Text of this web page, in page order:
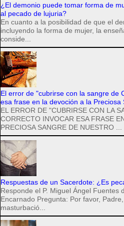
¿El demonio puede tomar forma de
al pecado de lujuria?
En cuanto a la posibilidad de que el
incluyendo la forma de mujer, la
conside...
El error de "cubrirse con la sangre de
esa frase en la devoción a la
EL ERROR DE "CUBRIRSE CON LA
CORRECTO INVOCAR ESA FRASE
PRECIOSA SANGRE DE NUESTRO ...
Respuestas de un Sacerdote: ¿Es
Responde el P. Miguel Ángel Fuentes
Encarnado Pregunta: Por favor,
masturbació...